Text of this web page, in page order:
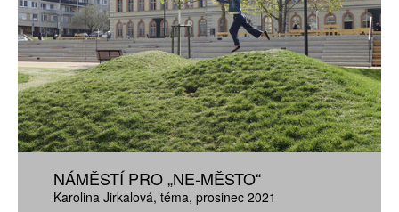
NÁMĚSTÍ PRO „NE-MĚSTO“
Karolina Jirkalová téma prosinec 2021